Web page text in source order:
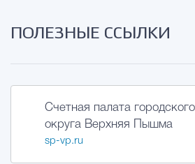
ПОЛЕЗНЫЕ ССЫЛКИ
Счетная палата городского
округа Верхняя Пышма
sp-vp.ru